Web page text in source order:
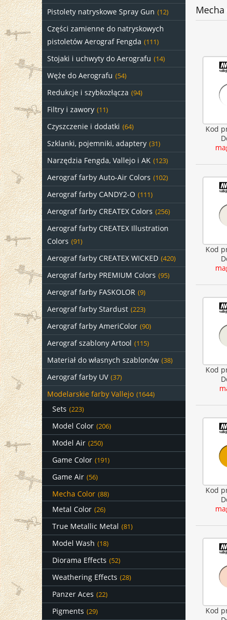
Pistolety natryskowe Spray Gun (12)
Części zamienne do natryskowych
pistoletów Aerograf Fengda (111)
Stojaki i uchwyty do Aerografu (14)
Węże do Aerografu (54)
Redukcje i szybkozłącza (94)
Filtry i zawory (11)
Czyszczenie i dodatki (64)
Szklanki, pojemniki, adaptery (31)
Narzędzia Fengda, Vallejo i AK (123)
Aerograf farby Auto-Air Colors (102)
Aerograf farby CANDY2-O (111)
Aerograf farby CREATEX Colors (256)
Aerograf farby CREATEX Illustration
Colors (91)
Aerograf farby CREATEX WICKED (420)
Aerograf farby PREMIUM Colors (95)
Aerograf farby FASKOLOR (9)
Aerograf farby Stardust (223)
Aerograf farby AmeriColor (90)
Aerograf szablony Artool (115)
Materiał do własnych szablonów (38)
Aerograf farby UV (37)
Modelarskie farby Vallejo (1644)
Sets (223)
Model Color (206)
Model Air (250)
Game Color (191)
Game Air (56)
Mecha Color (88)
Metal Color (26)
True Metallic Metal (81)
Model Wash (18)
Diorama Effects (52)
Weathering Effects (28)
Panzer Aces (22)
Pigments (29)
Kod
Kod
Kod
Kod
Kod